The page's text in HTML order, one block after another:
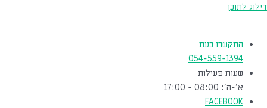
דילוג לתוכן
התקשרו כעת
054-559-1394
שעות פעילות
א'-ה': 08:00 - 17:00
FACEBOOK